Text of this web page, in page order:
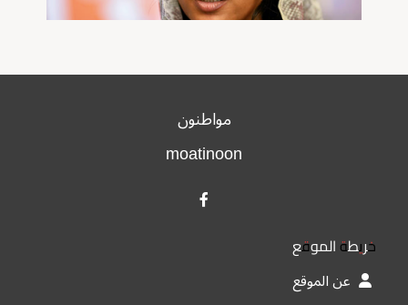
مواطنون
moatinoon
خريطة الموقع
عن الموقع